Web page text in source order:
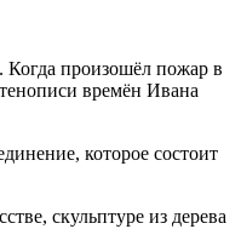
Когда произошёл пожар в
времён Ивана
которое состоит
скульптуре из дерева